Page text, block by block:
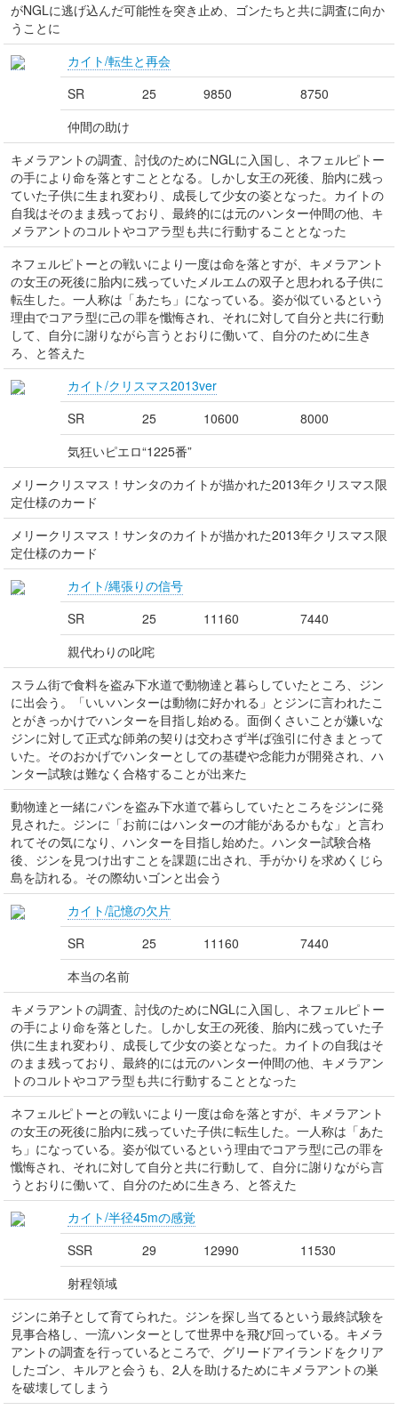
がNGLに逃げ込んだ可能性を突き止め、ゴンたちと共に調査に向か
うことに
カイト/転生と再会
SR
25 9850
8750
仲間の助け
キメラアントの調査、討伐のためにNGLに入国し、ネフェルピトー
の手により命を落とすこととなる。しかし女王の死後、胎内に残っ
ていた子供に生まれ変わり、成長して少女の姿となった。カイトの
自我はそのまま残っており、最終的には元のハンター仲間の他、キ
メラアントのコルトやコアラ型も共に行動することとなった
ネフェルピトーとの戦いにより一度は命を落とすが、キメラアント
の女王の死後に胎内に残っていたメルエムの双子と思われる子供に
転生した。一人称は「あたち」になっている。姿が似ているという
理由でコアラ型に己の罪を懺悔され、それに対して自分と共に行動
して、自分に謝りながら言うとおりに働いて、自分のために生き
ろ、と答えた
カイト/クリスマス2013ver
SR
25 10600
8000
気狂いピエロ“1225番”
メリークリスマス！サンタのカイトが描かれた2013年クリスマス限
定仕様のカード
メリークリスマス！サンタのカイトが描かれた2013年クリスマス限
定仕様のカード
カイト/縄張りの信号
SR
25 11160
7440
親代わりの叱咤
スラム街で食料を盗み下水道で動物達と暮らしていたところ、ジン
に出会う。「いいハンターは動物に好かれる」とジンに言われたこ
とがきっかけでハンターを目指し始める。面倒くさいことが嫌いな
ジンに対して正式な師弟の契りは交わさず半ば強引に付きまとって
いた。そのおかげでハンターとしての基礎や念能力が開発され、ハ
ンター試験は難なく合格することが出来た
動物達と一緒にパンを盗み下水道で暮らしていたところをジンに発
見された。ジンに「お前にはハンターの才能があるかもな」と言わ
れてその気になり、ハンターを目指し始めた。ハンター試験合格
後、ジンを見つけ出すことを課題に出され、手がかりを求めくじら
島を訪れる。その際幼いゴンと出会う
カイト/記憶の欠片
SR
25 11160
7440
本当の名前
キメラアントの調査、討伐のためにNGLに入国し、ネフェルピトー
の手により命を落とした。しかし女王の死後、胎内に残っていた子
供に生まれ変わり、成長して少女の姿となった。カイトの自我はそ
のまま残っており、最終的には元のハンター仲間の他、キメラアン
トのコルトやコアラ型も共に行動することとなった
ネフェルピトーとの戦いにより一度は命を落とすが、キメラアント
の女王の死後に胎内に残っていた子供に転生した。一人称は「あた
ち」になっている。姿が似ているという理由でコアラ型に己の罪を
懺悔され、それに対して自分と共に行動して、自分に謝りながら言
うとおりに働いて、自分のために生きろ、と答えた
カイト/半径45mの感覚
SSR
29 12990
11530
射程領域
ジンに弟子として育てられた。ジンを探し当てるという最終試験を
見事合格し、一流ハンターとして世界中を飛び回っている。キメラ
アントの調査を行っているところで、グリードアイランドをクリア
したゴン、キルアと会うも、2人を助けるためにキメラアントの巣
を破壊してしまう